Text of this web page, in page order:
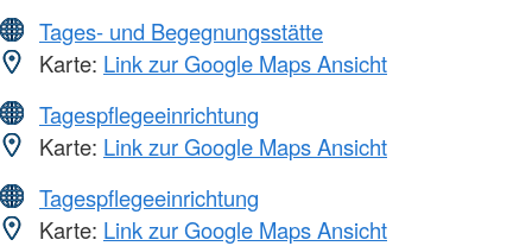
Tages- und Begegnungsstätte
Karte: Link zur Google Maps Ansicht
Tagespflegeeinrichtung
Karte: Link zur Google Maps Ansicht
Tagespflegeeinrichtung
Karte: Link zur Google Maps Ansicht